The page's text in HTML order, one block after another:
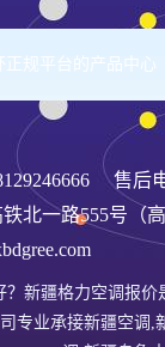
正规平台的产品中心
售后电
铁北一路555号（
？新疆格力空调报
司专业承接新疆空调